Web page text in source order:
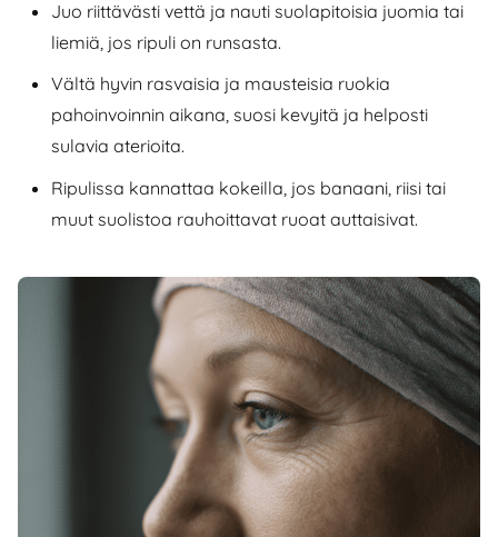
Juo riittävästi vettä ja nauti suolapitoisia juomia tai
liemiä, jos ripuli on runsasta.
Vältä hyvin rasvaisia ja mausteisia ruokia
pahoinvoinnin aikana, suosi kevyitä ja helposti
sulavia aterioita.
Ripulissa kannattaa kokeilla, jos banaani, riisi tai
muut suolistoa rauhoittavat ruoat auttaisivat.